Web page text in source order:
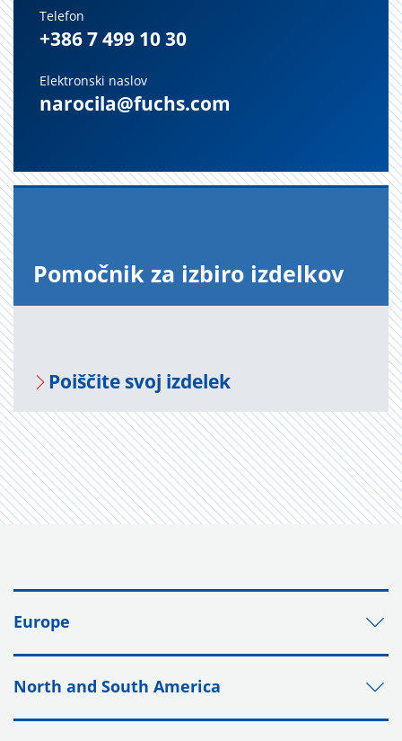
Telefon
+386 7 499 10 30
Elektronski naslov
narocila@fuchs.com
Po­moč­nik za iz­bi­ro iz­del­kov
Po­i­šči­te svoj iz­de­lek
Europe
North and South America